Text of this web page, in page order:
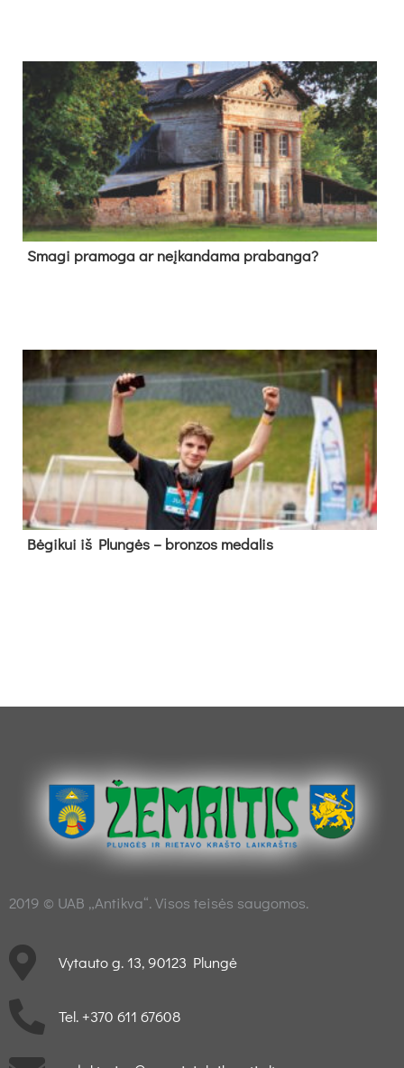
Sma­gi pra­mo­ga ar neį­kan­da­ma pra­ban­ga?
Bė­gi­kui iš Plun­gės – bron­zos me­da­lis
2019 © UAB „Antikva“. Visos teisės saugomos.
Vytauto g. 13, 90123 Plungė
Tel. +370 611 67608